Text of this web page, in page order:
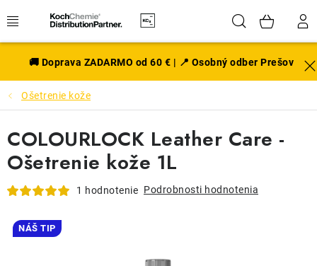
na
Hľadať
EXTERIÉR
DISKY A PNEU
INTERIÉR
PRÍSLUŠENSTVO
🚚 Doprava ZADARMO od 60 € | 📍 Osobný odber Prešov
Ošetrenie kože
COLOURLOCK Leather Care -
Ošetrenie kože 1L
1 hodnotenie Podrobnosti hodnotenia
NÁŠ TIP